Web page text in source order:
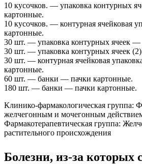
10 кусочков. — упаковка контурных
картонные.
10 кусочков. — контурная ячейковая
картонные.
30 шт. — упаковка контурных ячеек —
30 шт. — упаковка контурных ячеек
30 шт. — контурная ячейковая
картонные.
60 шт. — банки — пачки картонные.
180 шт. — банки — пачки картонные.
Клинико-фармакологическая группа:
желчегонным и мочегонным
Фармакотерапевтическая группа:
растительного происхождения
Болезни, из-за которых